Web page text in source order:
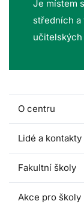
Je místem
středních a
učitelských
O centru
Lidé a kontakty
Fakultní školy
Akce pro školy